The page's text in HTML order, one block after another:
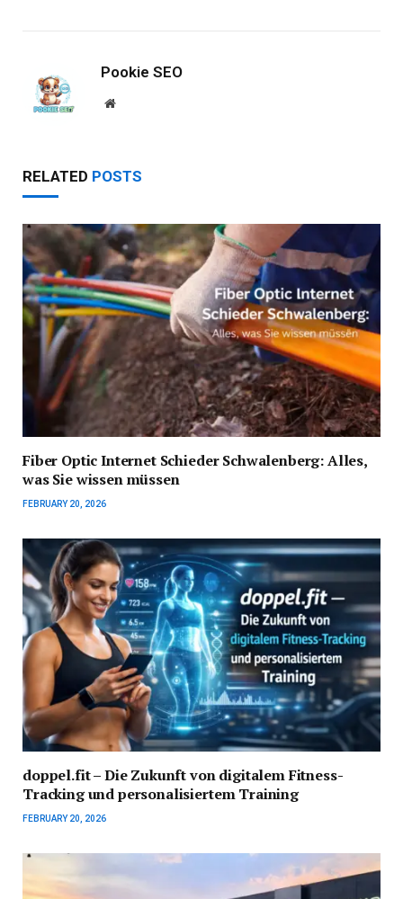
Pookie SEO
Website
RELATED POSTS
Fiber Optic Internet Schieder Schwalenberg: Alles,
was Sie wissen müssen
FEBRUARY 20, 2026
doppel.fit – Die Zukunft von digitalem Fitness-
Tracking und personalisiertem Training
FEBRUARY 20, 2026